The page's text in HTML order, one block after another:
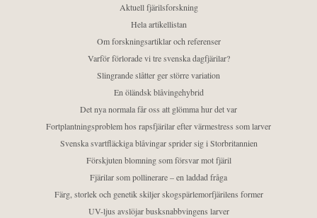
Aktuell fjärilsforskning
Hela artikellistan
Om forskningsartiklar och referenser
Varför förlorade vi tre svenska dagfjärilar?
Slingrande slåtter ger större variation
En öländsk blåvingehybrid
Det nya normala får oss att glömma hur det var
Fortplantningsproblem hos rapsfjärilar efter värmestress som larver
Svenska svartfläckiga blåvingar sprider sig i Storbritannien
Förskjuten blomning som försvar mot fjäril
Fjärilar som pollinerare – en laddad fråga
Färg, storlek och genetik skiljer skogspärlemorfjärilens former
UV-ljus avslöjar busksnabbvingens larver